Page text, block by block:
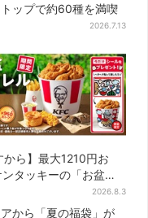
ップで約60種を満喫
2026.7.13
から】最大1210円お
タッキーの「お盆パ
、2週間だけ！数量限定
付き
2026.8.3
から「夏の福袋」が